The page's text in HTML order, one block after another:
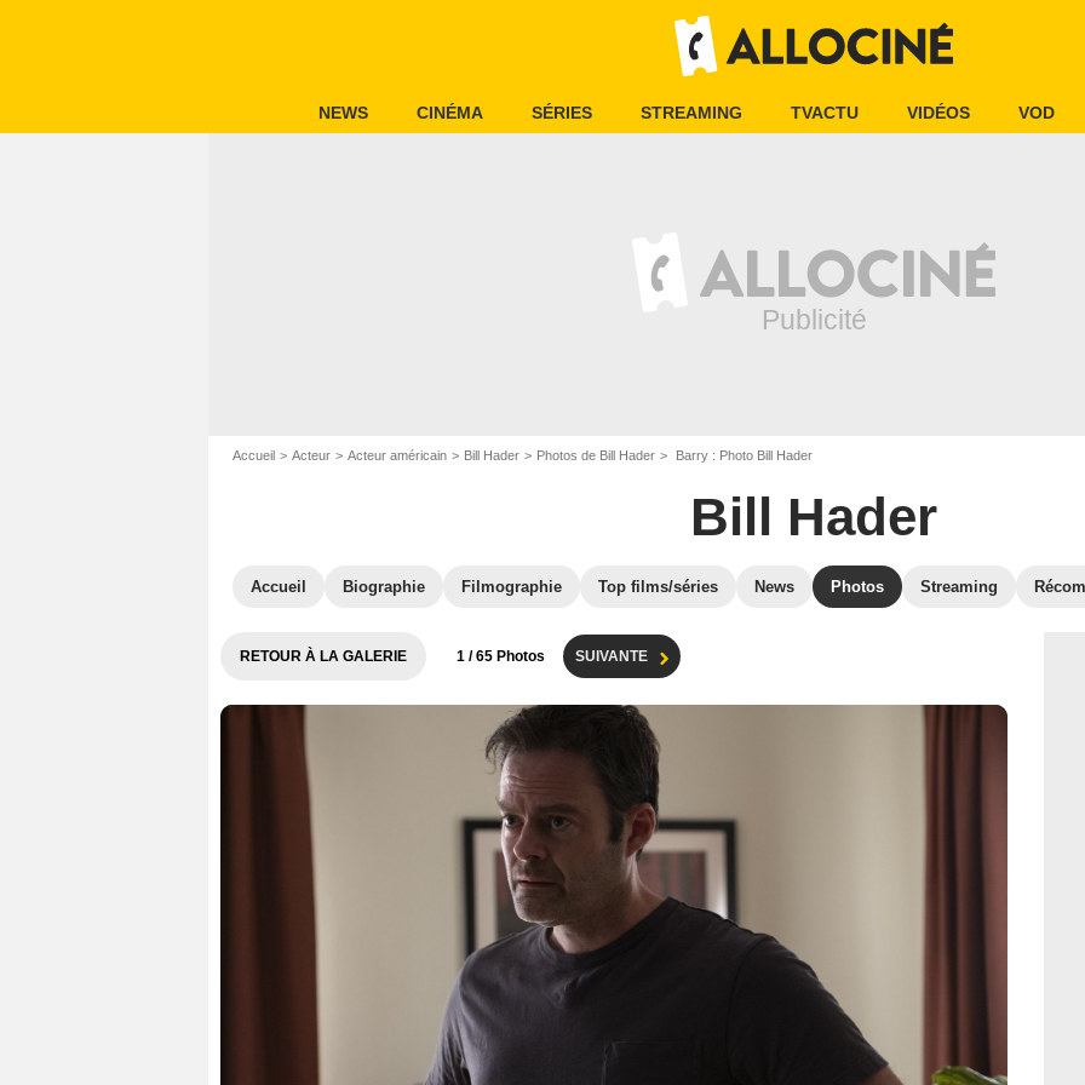
NEWS CINÉMA SÉRIES STREAMING TVACTU VIDÉOS VOD
Accueil Acteur Acteur américain Bill Hader Photos de Bill Hader Barry : Photo Bill Hader
Bill Hader
Accueil Biographie Filmographie Top films/séries News Photos Streaming
RETOUR À LA GALERIE 1 / 65 Photos SUIVANTE